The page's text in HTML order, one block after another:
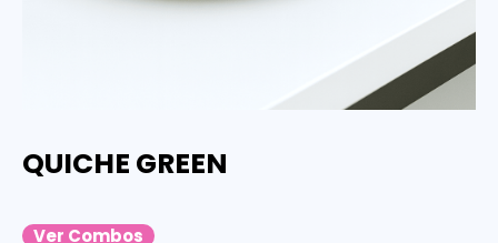
QUICHE GREEN
Ver Combos